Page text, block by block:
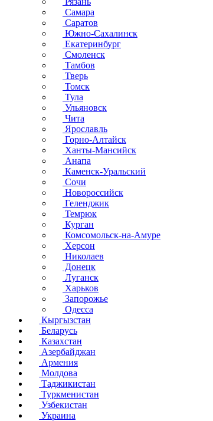
Самара
Саратов
Южно-Сахалинск
Екатеринбург
Смоленск
Тамбов
Тверь
Томск
Тула
Ульяновск
Чита
Ярославль
Горно-Алтайск
Ханты-Мансийск
Анапа
Каменск-Уральский
Сочи
Новороссийск
Геленджик
Темрюк
Курган
Комсомольск-на-Амуре
Херсон
Николаев
Донецк
Луганск
Харьков
Запорожье
Одесса
Кыргызстан
Беларусь
Казахстан
Азербайджан
Армения
Молдова
Таджикистан
Туркменистан
Узбекистан
Украина